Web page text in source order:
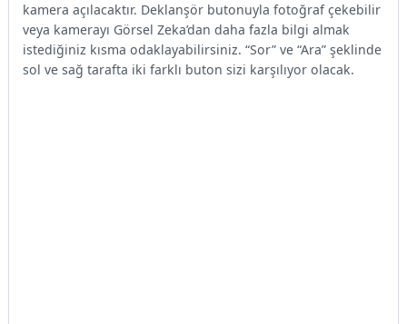
kamera açılacaktır. Deklanşör butonuyla fotoğraf çekebilir
veya kamerayı Görsel Zeka’dan daha fazla bilgi almak
istediğiniz kısma odaklayabilirsiniz. “Sor” ve “Ara” şeklinde
sol ve sağ tarafta iki farklı buton sizi karşılıyor olacak.